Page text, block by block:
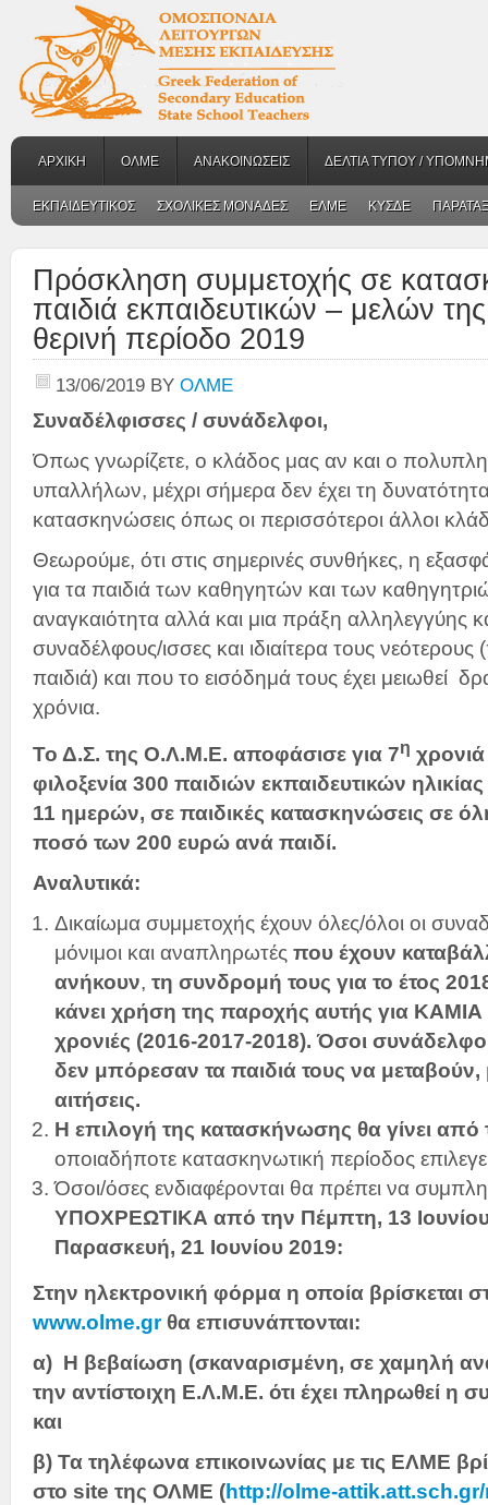
ΑΡΧΙΚΗ ΟΛΜΕ ΑΝΑΚΟΙΝΩΣΕΙΣ ΔΕΛΤΙΑ ΤΥΠΟΥ /
ΕΚΠΑΙΔΕΥΤΙΚΟΣ ΣΧΟΛΙΚΕΣ ΜΟΝΑΔΕΣ ΕΛΜΕ ΚΥΣΔΕ
Πρόσκληση συμμετοχής σε
παιδιά εκπαιδευτικών – μελών
θερινή περίοδο 2019
13/06/2019 BY ΟΛΜΕ
Συναδέλφισσες / συνάδελφοι,
Όπως γνωρίζετε, ο κλάδος μας αν και ο
υπαλλήλων, μέχρι σήμερα δεν έχει τη
κατασκηνώσεις όπως οι περισσότεροι άλλοι
Θεωρούμε, ότι στις σημερινές συνθήκες, η
για τα παιδιά των καθηγητών και των
αναγκαιότητα αλλά και μια πράξη αλληλεγγύης
συναδέλφους/ισσες και ιδιαίτερα τους
παιδιά) και που το εισόδημά τους έχει μειωθεί
χρόνια.
Το Δ.Σ. της Ο.Λ.Μ.Ε. αποφάσισε για 7η
φιλοξενία 300 παιδιών εκπαιδευτικών
11 ημερών, σε παιδικές κατασκηνώσεις σε
ποσό των 200 ευρώ ανά παιδί.
Αναλυτικά:
Δικαίωμα συμμετοχής έχουν όλες/όλοι οι
μόνιμοι και αναπληρωτές που έχουν
ανήκουν, τη συνδρομή τους για το έτος
κάνει χρήση της παροχής αυτής για
χρονιές (2016-2017-2018). Όσοι
δεν μπόρεσαν τα παιδιά τους να
αιτήσεις.
Η επιλογή της κατασκήνωσης θα γίνει από
οποιαδήποτε κατασκηνωτική περίοδος
Όσοι/όσες ενδιαφέρονται θα πρέπει να
ΥΠΟΧΡΕΩΤΙΚΑ από την Πέμπτη, 13
Παρασκευή, 21 Ιουνίου 2019:
Στην ηλεκτρονική φόρμα η οποία βρίσκεται
www.olme.grθα επισυνάπτονται:
α) Η βεβαίωση (σκαναρισμένη, σε χαμηλή
την αντίστοιχη Ε.Λ.Μ.Ε. ότι έχει πληρωθεί η
και
β) Τα τηλέφωνα επικοινωνίας με τις ΕΛΜΕ
στο site της ΟΛΜΕ (http://olme-